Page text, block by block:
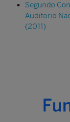
Segundo
Auditorio
(2011)